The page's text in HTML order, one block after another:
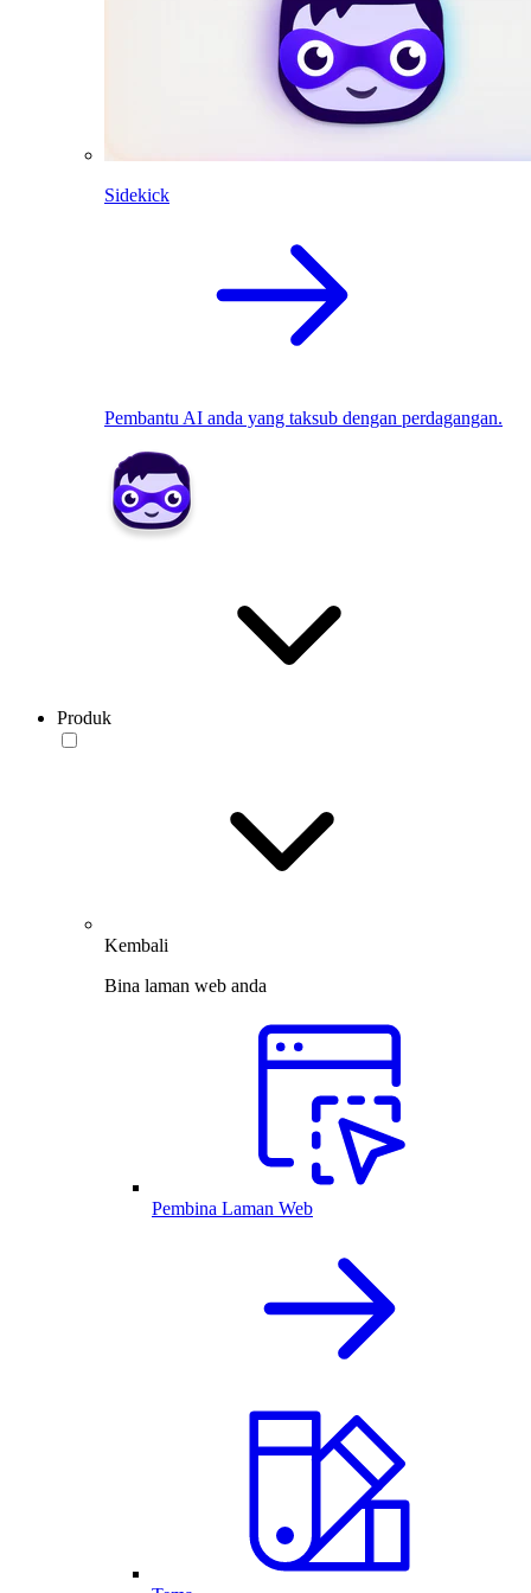
Sidekick
Pembantu AI anda yang taksub dengan perdagangan.
Produk
Kembali
Bina laman web anda
Pembina Laman Web